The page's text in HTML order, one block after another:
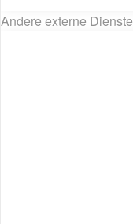
Andere externe Dienste